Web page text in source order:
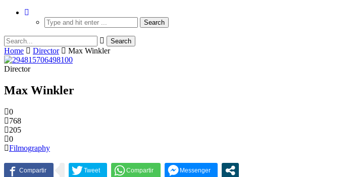
Home Director Max Winkler
Director
Max Winkler
0
768
205
0
Filmography